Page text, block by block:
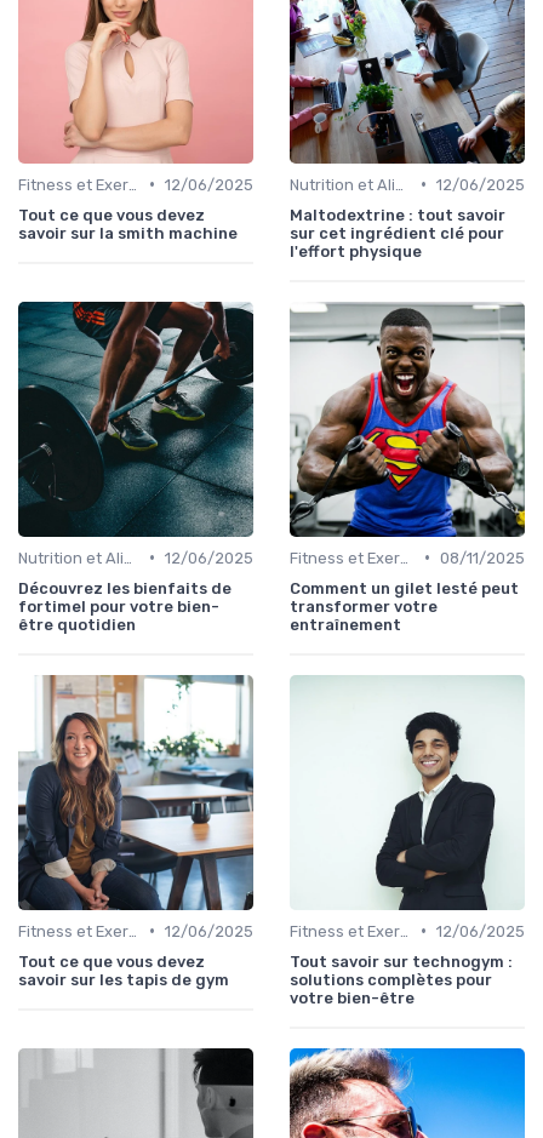
• 12/06/2025
Tout ce que vous devez
savoir sur la smith machine
• 12/06/2025
Maltodextrine : tout savoir
sur cet ingrédient clé pour
l'effort physique
• 12/06/2025
Découvrez les bienfaits de
fortimel pour votre bien-
être quotidien
• 08/11/2025
Comment un gilet lesté peut
transformer votre
entraînement
• 12/06/2025
Tout ce que vous devez
savoir sur les tapis de gym
• 12/06/2025
Tout savoir sur technogym :
solutions complètes pour
votre bien-être